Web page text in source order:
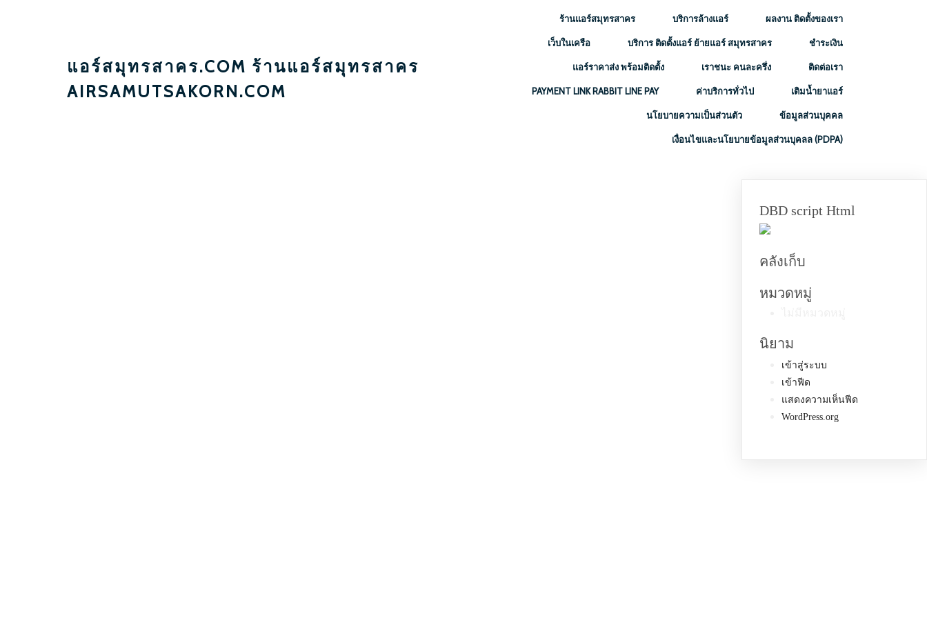
แอร์สมุทรสาคร.COM ร้านแอร์สมุทรสาคร
AIRSAMUTSAKORN.COM
ร้านแอร์สมุทรสาคร บริการล้างแอร์ ผลงาน ติดตั้งของเรา
เว็บในเครือ บริการ ติดตั้งแอร์ ย้ายแอร์ สมุทรสาคร ชำระเงิน
แอร์ราคาส่ง พร้อมติดตั้ง เราชนะ คนละครึ่ง ติดต่อเรา
PAYMENT LINK RABBIT LINE PAY ค่าบริการทั่วไป เติมน้ำยาแอร์
นโยบายความเป็นส่วนตัว ข้อมูลส่วนบุคคล
เงื่อนไขและนโยบายข้อมูลส่วนบุคลล (PDPA)
DBD script Html
คลังเก็บ
หมวดหมู่
นิยาม
เข้าสู่ระบบ
เข้าฟีด
แสดงความเห็นฟีด
WordPress.org